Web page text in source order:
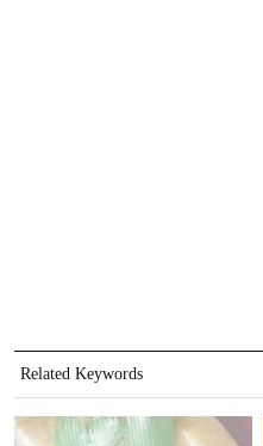
Related Keywords